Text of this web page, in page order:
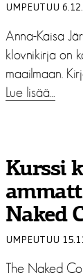
UMPEUTUU
Anna-Kaisa
klovnikirja on
maailmaan.
Lue lisää…
Kurssi
Naked
UMPEUTUU
The Naked